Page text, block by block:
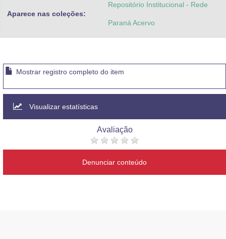
Aparece nas coleções:
Repositório Institucional - Rede
Paraná Acervo
Mostrar registro completo do item
Visualizar estatísticas
Avaliação
Denunciar conteúdo